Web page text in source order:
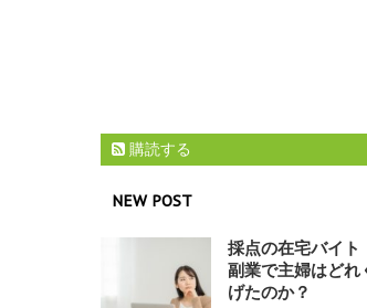
購読する
NEW POST
採点の在宅バイ
副業で主婦はどれ
げたのか？